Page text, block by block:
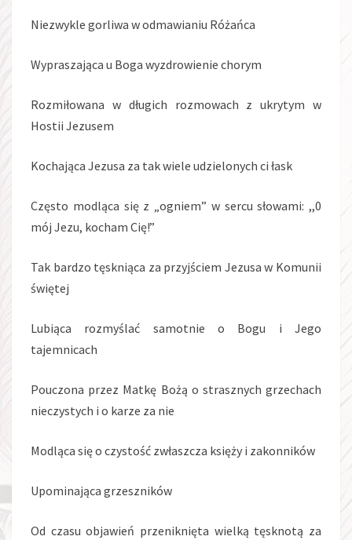
Niezwykle gorliwa w odmawianiu Różańca
Wypraszająca u Boga wyzdrowienie chorym
Rozmiłowana w długich rozmowach z ukrytym w
Hostii Jezusem
Kochająca Jezusa za tak wiele udzielonych ci łask
Często modląca się z „ogniem” w sercu słowami: ,,0
mój Jezu, kocham Cię!”
Tak bardzo tęskniąca za przyjściem Jezusa w Komunii
świętej
Lubiąca rozmyślać samotnie o Bogu i Jego
tajemnicach
Pouczona przez Matkę Bożą o strasznych grzechach
nieczystych i o karze za nie
Modląca się o czystość zwłaszcza księży i zakonników
Upominająca grzeszników
Od czasu objawień przeniknięta wielką tęsknotą za